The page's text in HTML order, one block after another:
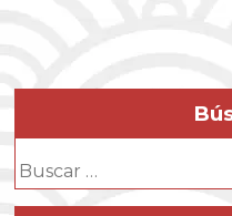
Buscar: